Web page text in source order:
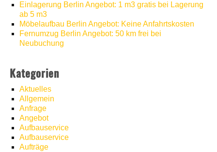
Einlagerung Berlin Angebot: 1 m3 gratis bei Lagerung
ab 5 m3
Möbelaufbau Berlin Angebot: Keine Anfahrtskosten
Fernumzug Berlin Angebot: 50 km frei bei
Neubuchung
Kategorien
Aktuelles
Allgemein
Anfrage
Angebot
Aufbauservice
Aufbauservice
Aufträge